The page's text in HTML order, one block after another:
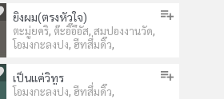
ยิงผม(ตรงหัวใจ)
ตะมู่ยคริ, ต๊ะอิ๊อึอัส, สมปองงานวัด,
โอมงกะลงปง, ฮีทสึ่มดิ๊ว,
เป็นแค่วิทูร
โอมงกะลงปง, ฮีทสึ่มดิ๊ว,